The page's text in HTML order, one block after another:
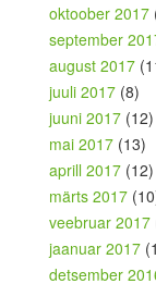
oktoober 2017
september
august 2017
juuli 2017 (8)
juuni 2017 (12)
mai 2017 (13)
aprill 2017 (12)
märts 2017
veebruar 2017
jaanuar 2017
detsember